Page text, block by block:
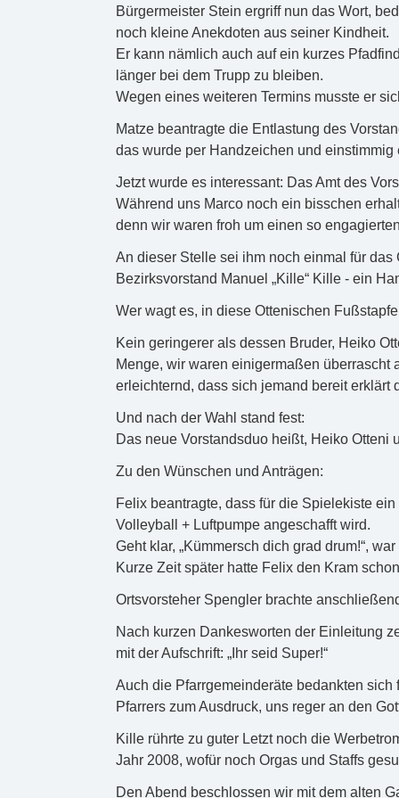
Bürgermeister Stein ergriff nun das Wort,
noch kleine Anekdoten aus seiner Kindheit.
Er kann nämlich auch auf ein kurzes
länger bei dem Trupp zu bleiben.
Wegen eines weiteren Termins musste er
Matze beantragte die Entlastung des
das wurde per Handzeichen und einstimmig
Jetzt wurde es interessant: Das Amt des
Während uns Marco noch ein bisschen
denn wir waren froh um einen so
An dieser Stelle sei ihm noch einmal für
Bezirksvorstand Manuel „Kille“ Kille - ein
Wer wagt es, in diese Ottenischen
Kein geringerer als dessen Bruder, Heiko
Menge, wir waren einigermaßen
erleichternd, dass sich jemand bereit erklärt
Und nach der Wahl stand fest:
Das neue Vorstandsduo heißt, Heiko
Zu den Wünschen und Anträgen:
Felix beantragte, dass für die Spielekiste
Volleyball + Luftpumpe angeschafft wird.
Geht klar, „Kümmersch dich grad drum!“,
Kurze Zeit später hatte Felix den Kram
Ortsvorsteher Spengler brachte
Nach kurzen Dankesworten der Einleitung
mit der Aufschrift: „Ihr seid Super!“
Auch die Pfarrgemeinderäte bedankten
Pfarrers zum Ausdruck, uns reger an den
Kille rührte zu guter Letzt noch die
Jahr 2008, wofür noch Orgas und Staffs
Den Abend beschlossen wir mit dem alten